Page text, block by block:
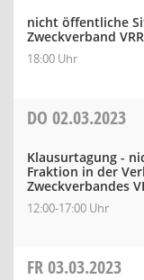
nicht öffentliche
Zweckverband VRR
18:00 Uhr
DO 02.03.2023
Klausurtagung -
Fraktion in der
Zweckverbandes
12:00-17:00 Uhr
FR03.03.2023